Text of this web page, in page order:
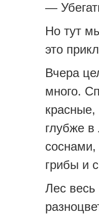
—
Но тут
это
Вчера
много.
глубже в
грибы и
Лес весь